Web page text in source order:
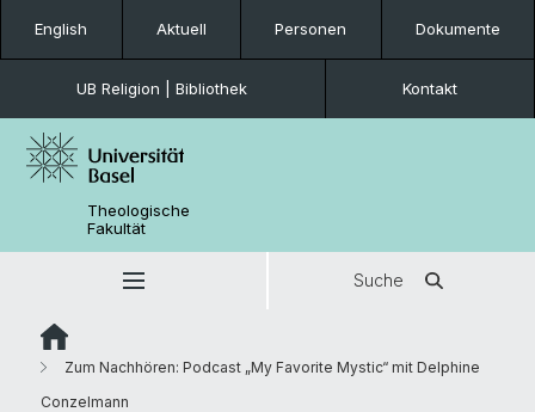
English Aktuell Personen Dokumente
UB Religion | Bibliothek Kontakt
Theologische
Fakultät
Suche
Zum Nachhören: Podcast „My Favorite Mystic“ mit Delphine
Conzelmann